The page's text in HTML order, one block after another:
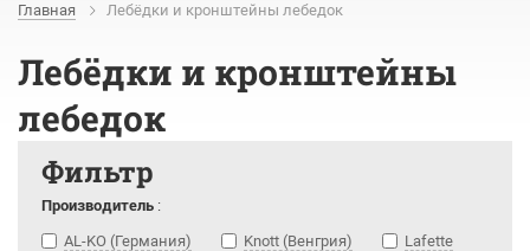
Главная Лебёдки и кронштейны лебедок
Лебёдки и кронштейны
лебедок
Фильтр
Производитель :
AL-KO (Германия)
Knott (Венгрия)
Lafette